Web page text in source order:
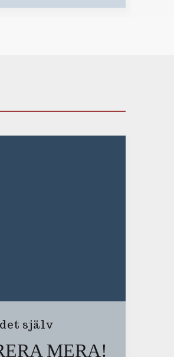
själv
MERA!